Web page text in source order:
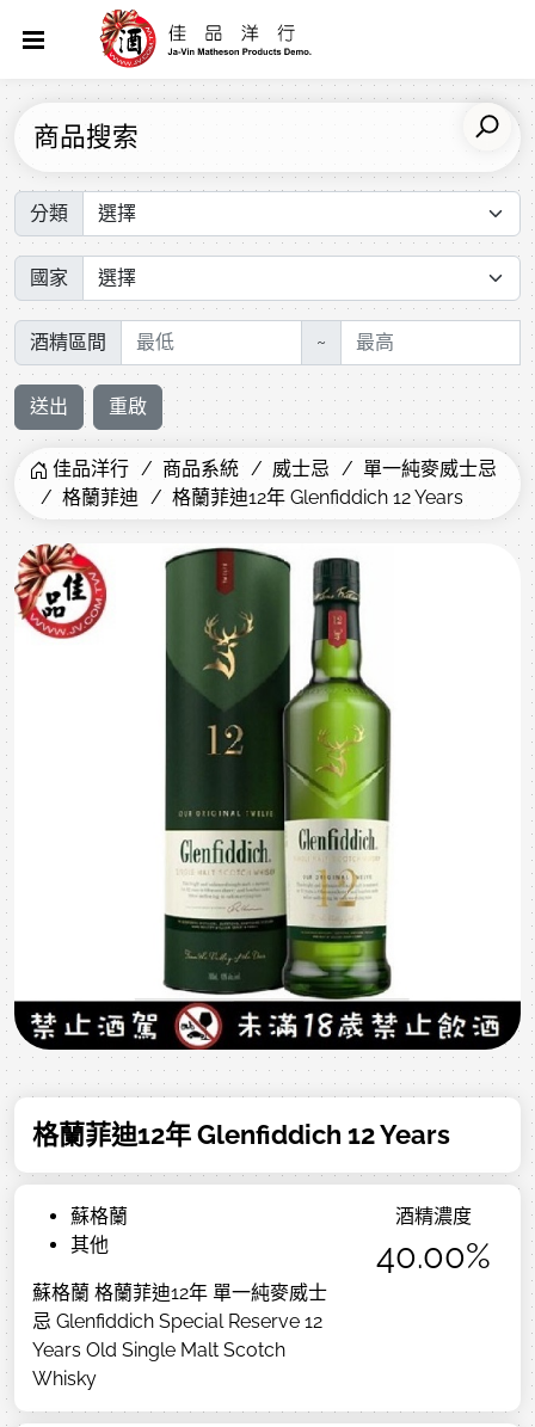
商品搜索
分類
國家
酒精區間 ~
送出 重啟
佳品洋行 商品系統 威士忌
單一純麥威士忌
格蘭菲迪
格蘭菲迪12年 Glenfiddich 12 Years
格蘭菲迪12年 Glenfiddich 12 Years
蘇格蘭
其他
蘇格蘭 格蘭菲迪12年 單一純麥威士
忌 Glenfiddich Special Reserve 12
Years Old Single Malt Scotch
Whisky
酒精濃度
40.00%